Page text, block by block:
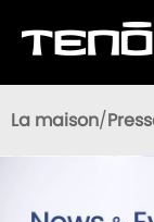
La maison